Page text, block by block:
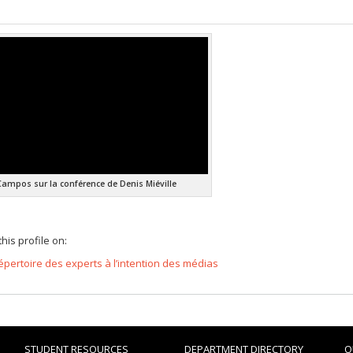
sur la conférence de Denis Miéville
profile on:
des experts à l’intention des médias
STUDENT RESOURCES DEPARTMENT DIRECTORY